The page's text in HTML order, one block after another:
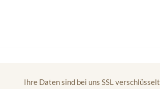
Ihre Daten sind bei uns SSL verschlüsselt